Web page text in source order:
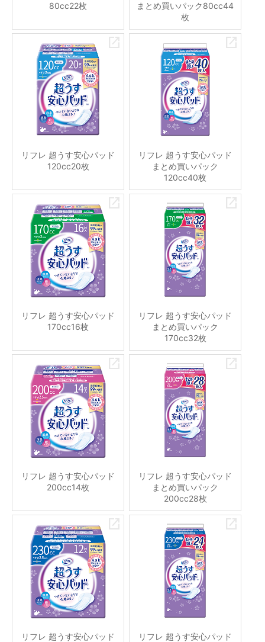
80cc22枚
まとめ買いパック80cc44
枚
リフレ 超うす安心パッド
120cc20枚
リフレ 超うす安心パッド
まとめ買いパック
120cc40枚
リフレ 超うす安心パッド
170cc16枚
リフレ 超うす安心パッド
まとめ買いパック
170cc32枚
リフレ 超うす安心パッド
200cc14枚
リフレ 超うす安心パッド
まとめ買いパック
200cc28枚
リフレ 超うす安心パッド
リフレ 超うす安心パッド